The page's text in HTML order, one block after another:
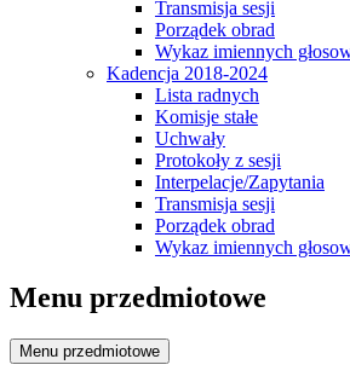
Transmisja sesji
Porządek obrad
Wykaz imiennych
Kadencja 2018-2024
Lista radnych
Komisje stałe
Uchwały
Protokoły z sesji
Interpelacje/Zapytania
Transmisja sesji
Porządek obrad
Wykaz imiennych
Menu przedmiotowe
Menu przedmiotowe